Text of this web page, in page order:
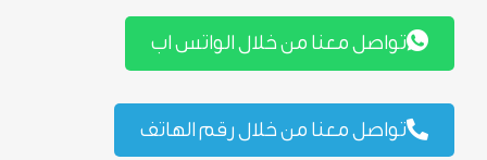
تواصل معنا من خلال الواتس اب
تواصل معنا من خلال رقم الهاتف